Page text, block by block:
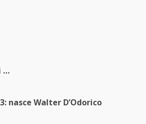
…
nasce Walter D’Odorico